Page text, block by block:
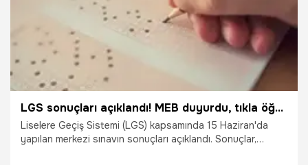
LGS sonuçları açıklandı! MEB duyurdu, tıkla öğren
Liselere Geçiş Sistemi (LGS) kapsamında 15 Haziran'da
yapılan merkezi sınavın sonuçları açıklandı. Sonuçlar,